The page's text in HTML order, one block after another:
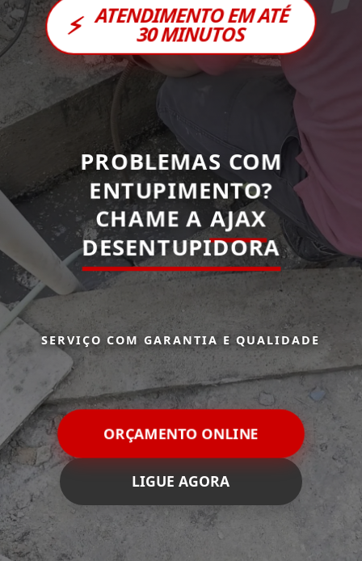
⚡ ATENDIMENTO EM ATÉ
30 MINUTOS
PROBLEMAS COM
ENTUPIMENTO?
CHAME A AJAX
DESENTUPIDORA
SERVIÇO COM GARANTIA E QUALIDADE
ORÇAMENTO ONLINE
LIGUE AGORA